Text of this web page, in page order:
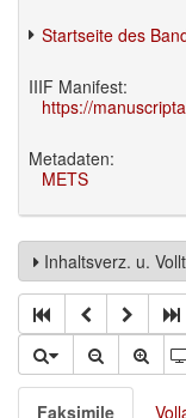
Startseite des
IIIF Manifest:
https://
Metadaten:
METS
Inhaltsverz. u.
Faksimile